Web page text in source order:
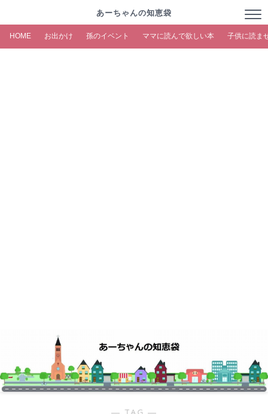
あーちゃんの知恵袋
HOME お出かけ 孫のイベント ママに読んで欲しい本 子供に読ま